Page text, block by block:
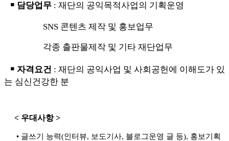
￭ 담당업무 : 재단의 공익목적사업의 기획운영
SNS 콘텐츠 제작 및 홍보업무
각종 출판물제작 및 기타 재단업무
￭ 자격요건 : 재단의 공익사업 및 사회공헌에 이해도가 있
는 심신건강한 분
< 우대사항>
• 글쓰기 능력(인터뷰, 보도기사, 블로그운영 글 등), 홍보기획